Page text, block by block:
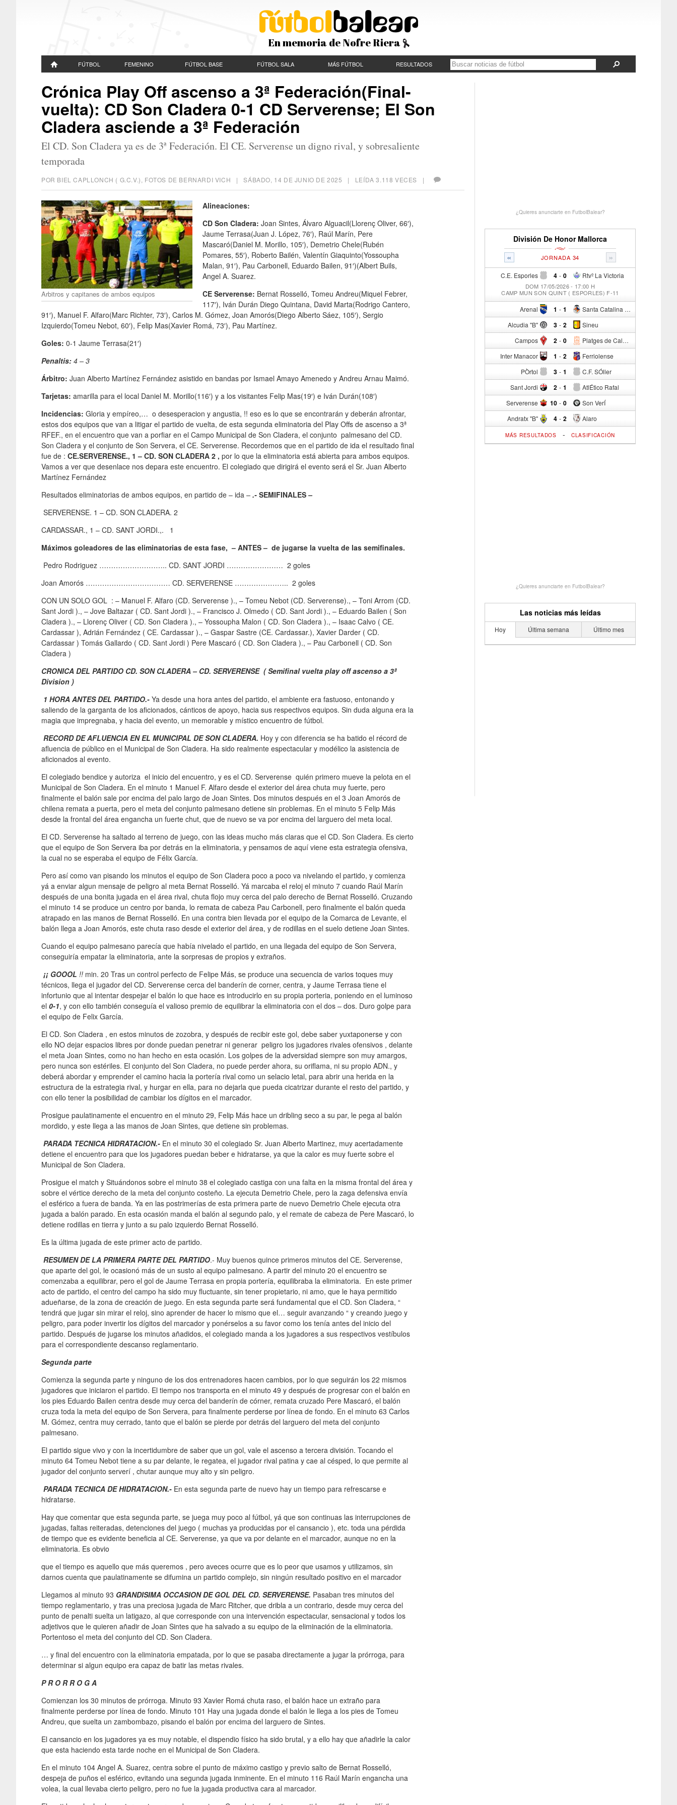
En memoria de Nofre Riera
FÚTBOL FEMENINO FÚTBOL BASE FÚTBOL SALA MÁS FÚTBOL RESULTADOS
Crónica Play Off ascenso a 3ª Federación(Final-
vuelta): CD Son Cladera 0-1 CD Serverense; El Son
Cladera asciende a 3ª Federación
El CD. Son Cladera ya es de 3ª Federación. El CE. Serverense un digno rival, y sobresaliente
temporada
POR BIEL CAPLLONCH ( G.C.V.), FOTOS DE BERNARDI VICH |SÁBADO, 14 DE JUNIO DE 2025 | LEÍDA 3.118 VECES |
Arbitros y capitanes de ambos equipos
Alineaciones:
CD Son Cladera: Joan Sintes, Álvaro Alguacil(Llorenç Oliver, 66′),
Jaume Terrasa(Juan J. López, 76′), Raúl Marín, Pere
Mascaró(Daniel M. Morillo, 105′), Demetrio Chele(Rubén
Pomares, 55′), Roberto Bailén, Valentín Giaquinto(Yossoupha
Malan, 91′), Pau Carbonell, Eduardo Bailen, 91′)(Albert Buils,
Angel A. Suarez.
CE Serverense: Bernat Rosselló, Tomeu Andreu(Miquel Febrer,
117′), Iván Durán Diego Quintana, David Marta(Rodrigo Cantero,
91′), Manuel F. Alfaro(Marc Richter, 73′), Carlos M. Gómez, Joan Amorós(Diego Alberto Sáez, 105′), Sergio
Izquierdo(Tomeu Nebot, 60′), Felip Mas(Xavier Romá, 73′), Pau Martínez.
Goles: 0-1 Jaume Terrasa(21′)
Penaltis: 4 – 3
Árbitro: Juan Alberto Martínez Fernández asistido en bandas por Ismael Amayo Amenedo y Andreu Arnau Maimó.
Tarjetas: amarilla para el local Daniel M. Morillo(116′) y a los visitantes Felip Mas(19′) e Iván Durán(108′)
Incidencias: Gloria y empíreo,… o desesperacion y angustia, !! eso es lo que se encontrarán y deberán afrontar,
estos dos equipos que van a litigar el partido de vuelta, de esta segunda eliminatoria del Play Offs de ascenso a 3ª
RFEF., en el encuentro que van a porfiar en el Campo Municipal de Son Cladera, el conjunto palmesano del CD.
Son Cladera y el conjunto de Son Servera, el CE. Serverense. Recordemos que en el partido de ida el resultado final
fue de : CE.SERVERENSE., 1 – CD. SON CLADERA 2 , por lo que la eliminatoria está abierta para ambos equipos.
Vamos a ver que desenlace nos depara este encuentro. El colegiado que dirigirá el evento será el Sr. Juan Alberto
Martínez Fernández
Resultados eliminatorias de ambos equipos, en partido de – ida – .- SEMIFINALES –
SERVERENSE. 1 – CD. SON CLADERA. 2
CARDASSAR., 1 – CD. SANT JORDI.,. 1
Máximos goleadores de las eliminatorias de esta fase, – ANTES – de jugarse la vuelta de las semifinales.
Pedro Rodriguez ……………………….. CD. SANT JORDI …………………… 2 goles
Joan Amorós ……………………………… CD. SERVERENSE ………………….. 2 goles
CON UN SOLO GOL : – Manuel F. Alfaro (CD. Serverense )., – Tomeu Nebot (CD. Serverense)., – Toni Arrom (CD.
Sant Jordi )., – Jove Baltazar ( CD. Sant Jordi )., – Francisco J. Olmedo ( CD. Sant Jordi )., – Eduardo Bailen ( Son
Cladera )., – Llorenç Oliver ( CD. Son Cladera )., – Yossoupha Malon ( CD. Son Cladera )., – Isaac Calvo ( CE.
Cardassar ), Adrián Fernández ( CE. Cardassar )., – Gaspar Sastre (CE. Cardassar.), Xavier Darder ( CD.
Cardassar ) Tomás Gallardo ( CD. Sant Jordi ) Pere Mascaró ( CD. Son Cladera )., – Pau Carbonell ( CD. Son
Cladera )
CRONICA DEL PARTIDO CD. SON CLADERA – CD. SERVERENSE ( Semifinal vuelta play off ascenso a 3ª
Division )
1 HORA ANTES DEL PARTIDO.- Ya desde una hora antes del partido, el ambiente era fastuoso, entonando y
saliendo de la garganta de los aficionados, cánticos de apoyo, hacia sus respectivos equipos. Sin duda alguna era la
magia que impregnaba, y hacia del evento, un memorable y místico encuentro de fútbol.
RECORD DE AFLUENCIA EN EL MUNICIPAL DE SON CLADERA. Hoy y con diferencia se ha batido el récord de
afluencia de público en el Municipal de Son Cladera. Ha sido realmente espectacular y modélico la asistencia de
aficionados al evento.
El colegiado bendice y autoriza el inicio del encuentro, y es el CD. Serverense quién primero mueve la pelota en el
Municipal de Son Cladera. En el minuto 1 Manuel F. Alfaro desde el exterior del área chuta muy fuerte, pero
finalmente el balón sale por encima del palo largo de Joan Sintes. Dos minutos después en el 3 Joan Amorós de
chilena remata a puerta, pero el meta del conjunto palmesano detiene sin problemas. En el minuto 5 Felip Más
desde la frontal del área engancha un fuerte chut, que de nuevo se va por encima del larguero del meta local.
El CD. Serverense ha saltado al terreno de juego, con las ideas mucho más claras que el CD. Son Cladera. Es cierto
que el equipo de Son Servera iba por detrás en la eliminatoria, y pensamos de aquí viene esta estrategia ofensiva,
la cual no se esperaba el equipo de Félix García.
Pero así como van pisando los minutos el equipo de Son Cladera poco a poco va nivelando el partido, y comienza
yá a enviar algun mensaje de peligro al meta Bernat Rosselló. Yá marcaba el reloj el minuto 7 cuando Raúl Marín
después de una bonita jugada en el área rival, chuta flojo muy cerca del palo derecho de Bernat Rosselló. Cruzando
el minuto 14 se produce un centro por banda, lo remata de cabeza Pau Carbonell, pero finalmente el balón queda
atrapado en las manos de Bernat Rosselló. En una contra bien llevada por el equipo de la Comarca de Levante, el
balón llega a Joan Amorós, este chuta raso desde el exterior del área, y de rodillas en el suelo detiene Joan Sintes.
Cuando el equipo palmesano parecía que había nivelado el partido, en una llegada del equipo de Son Servera,
conseguiría empatar la eliminatoria, ante la sorpresas de propios y extraños.
¡¡ GOOOL !! min. 20 Tras un control perfecto de Felipe Más, se produce una secuencia de varios toques muy
técnicos, llega el jugador del CD. Serverense cerca del banderín de corner, centra, y Jaume Terrasa tiene el
infortunio que al intentar despejar el balón lo que hace es introducirlo en su propia porteria, poniendo en el luminoso
el 0-1, y con ello también conseguía el valioso premio de equilibrar la eliminatoria con el dos – dos. Duro golpe para
el equipo de Felix García.
El CD. Son Cladera , en estos minutos de zozobra, y después de recibir este gol, debe saber yuxtaponerse y con
ello NO dejar espacios libres por donde puedan penetrar ni generar peligro los jugadores rivales ofensivos , delante
el meta Joan Sintes, como no han hecho en esta ocasión. Los golpes de la adversidad siempre son muy amargos,
pero nunca son estériles. El conjunto del Son Cladera, no puede perder ahora, su oriflama, ni su propio ADN., y
deberá abordar y emprender el camino hacia la portería rival como un selacio letal, para abrir una herida en la
estructura de la estrategia rival, y hurgar en ella, para no dejarla que pueda cicatrizar durante el resto del partido, y
con ello tener la posibilidad de cambiar los dígitos en el marcador.
Prosigue paulatinamente el encuentro en el minuto 29, Felip Más hace un dribling seco a su par, le pega al balón
mordido, y este llega a las manos de Joan Sintes, que detiene sin problemas.
PARADA TECNICA HIDRATACION.- En el minuto 30 el colegiado Sr. Juan Alberto Martinez, muy acertadamente
detiene el encuentro para que los jugadores puedan beber e hidratarse, ya que la calor es muy fuerte sobre el
Municipal de Son Cladera.
Prosigue el match y Situándonos sobre el minuto 38 el colegiado castiga con una falta en la misma frontal del área y
sobre el vértice derecho de la meta del conjunto costeño. La ejecuta Demetrio Chele, pero la zaga defensiva envía
el esférico a fuera de banda. Ya en las postrimerías de esta primera parte de nuevo Demetrio Chele ejecuta otra
jugada a balón parado. En esta ocasión manda el balón al segundo palo, y el remate de cabeza de Pere Mascaró, lo
detiene rodillas en tierra y junto a su palo izquierdo Bernat Rosselló.
Es la última jugada de este primer acto de partido.
RESUMEN DE LA PRIMERA PARTE DEL PARTIDO.- Muy buenos quince primeros minutos del CE. Serverense,
que aparte del gol, le ocasionó más de un susto al equipo palmesano. A partir del minuto 20 el encuentro se
comenzaba a equilibrar, pero el gol de Jaume Terrasa en propia portería, equilibraba la eliminatoria. En este primer
acto de partido, el centro del campo ha sido muy fluctuante, sin tener propietario, ni amo, que le haya permitido
adueñarse, de la zona de creación de juego. En esta segunda parte será fundamental que el CD. Son Cladera, “
tendrá que jugar sin mirar el reloj, sino aprender de hacer lo mismo que el… seguir avanzando “ y creando juego y
peligro, para poder invertir los dígitos del marcador y ponérselos a su favor como los tenía antes del inicio del
partido. Después de jugarse los minutos añadidos, el colegiado manda a los jugadores a sus respectivos vestíbulos
para el correspondiente descanso reglamentario.
Segunda parte
Comienza la segunda parte y ninguno de los dos entrenadores hacen cambios, por lo que seguirán los 22 mismos
jugadores que iniciaron el partido. El tiempo nos transporta en el minuto 49 y después de progresar con el balón en
los pies Eduardo Bailen centra desde muy cerca del banderín de córner, remata cruzado Pere Mascaró, el balón
cruza toda la meta del equipo de Son Servera, para finalmente perderse por línea de fondo. En el minuto 63 Carlos
M. Gómez, centra muy cerrado, tanto que el balón se pierde por detrás del larguero del meta del conjunto
palmesano.
El partido sigue vivo y con la incertidumbre de saber que un gol, vale el ascenso a tercera división. Tocando el
minuto 64 Tomeu Nebot tiene a su par delante, le regatea, el jugador rival patina y cae al césped, lo que permite al
jugador del conjunto serverí , chutar aunque muy alto y sin peligro.
PARADA TECNICA DE HIDRATACION.- En esta segunda parte de nuevo hay un tiempo para refrescarse e
hidratarse.
Hay que comentar que esta segunda parte, se juega muy poco al fútbol, yá que son continuas las interrupciones de
jugadas, faltas reiteradas, detenciones del juego ( muchas ya producidas por el cansancio ), etc. toda una pérdida
de tiempo que es evidente beneficia al CE. Serverense, ya que va por delante en el marcador, aunque no en la
eliminatoria. Es obvio
que el tiempo es aquello que más queremos , pero aveces ocurre que es lo peor que usamos y utilizamos, sin
darnos cuenta que paulatinamente se difumina un partido complejo, sin ningún resultado positivo en el marcador
Llegamos al minuto 93 GRANDISIMA OCCASION DE GOL DEL CD. SERVERENSE. Pasaban tres minutos del
tiempo reglamentario, y tras una preciosa jugada de Marc Ritcher, que dribla a un contrario, desde muy cerca del
punto de penalti suelta un latigazo, al que corresponde con una intervención espectacular, sensacional y todos los
adjetivos que le quieren añadir de Joan Sintes que ha salvado a su equipo de la eliminación de la eliminatoria.
Portentoso el meta del conjunto del CD. Son Cladera.
… y final del encuentro con la eliminatoria empatada, por lo que se pasaba directamente a jugar la prórroga, para
determinar si algun equipo era capaz de batir las metas rivales.
P R O R R O G A
Comienzan los 30 minutos de prórroga. Minuto 93 Xavier Romá chuta raso, el balón hace un extraño para
finalmente perderse por línea de fondo. Minuto 101 Hay una jugada donde el balón le llega a los pies de Tomeu
Andreu, que suelta un zambombazo, pisando el balón por encima del larguero de Sintes.
El cansancio en los jugadores ya es muy notable, el dispendio físico ha sido brutal, y a ello hay que añadirle la calor
que esta haciendo esta tarde noche en el Municipal de Son Cladera.
En el minuto 104 Angel A. Suarez, centra sobre el punto de máximo castigo y previo salto de Bernat Rosselló,
despeja de puños el esférico, evitando una segunda jugada inminente. En el minuto 116 Raúl Marín engancha una
volea, la cual llevaba cierto peligro, pero no fue la jugada productiva cara al marcador.
¿Quieres anunciarte en FutbolBalear?
División De Honor Mallorca
« »
JORNADA 34
C.E. Esporles 4 - Rtvº La Victoria
0
DOM 17/05/2026 - 17:00 H
CAMP MUN SON QUINT ( ESPORLES) F-11
Arenal 1 - Santa Catalina Atº
1
Alcudia "B" 3 - Sineu
2
Campos 2 - Platges de Calvia "B"
0
Inter Manacor 1 - Ferriolense
2
PÒrtol 3 - C.F. SÓller
1
Sant Jordi 2 - AtlÉtico Rafal
1
Serverense 10 - Son VerÍ
0
Andratx "B" 4 - Alaro
2
MÁS RESULTADOS - CLASIFICACIÓN
¿Quieres anunciarte en FutbolBalear?
Las noticias más leídas
Hoy Última semana Último mes